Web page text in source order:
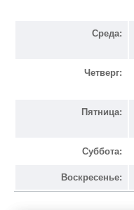
Среда:
Четверг:
Пятница:
Суббота:
Воскресенье: